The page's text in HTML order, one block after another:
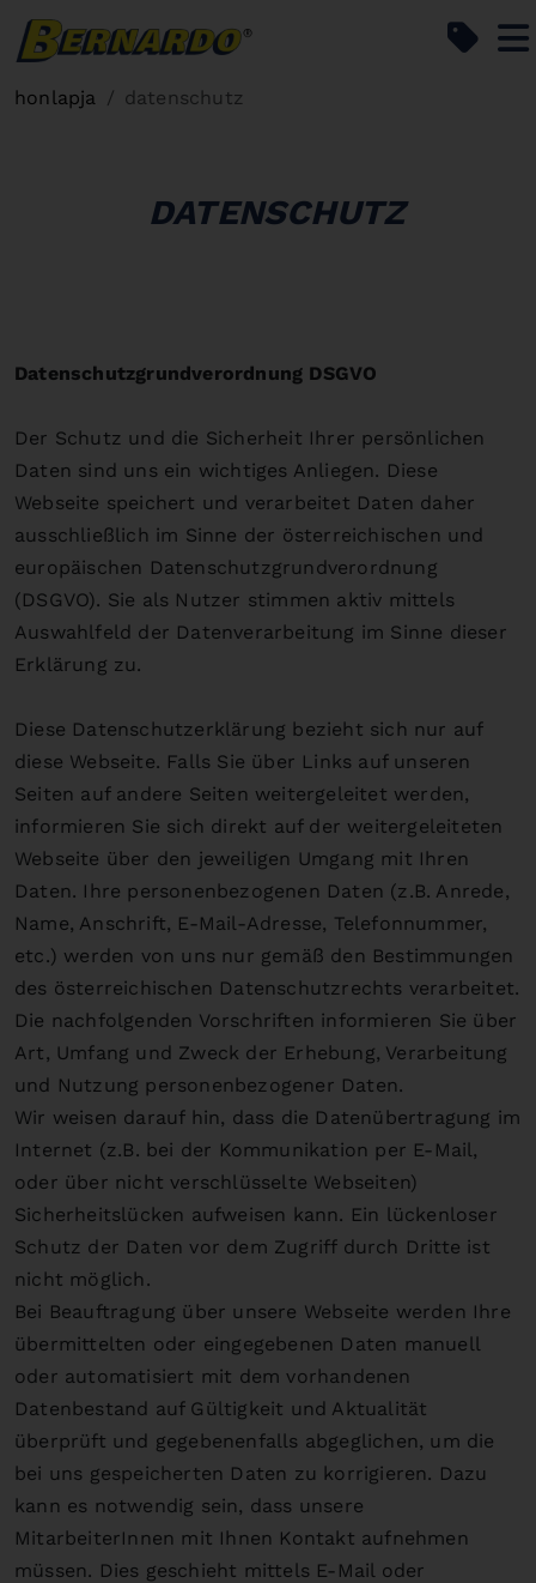
honlapja datenschutz
DATENSCHUTZ
Datenschutzgrundverordnung DSGVO
Der Schutz und die Sicherheit Ihrer persönlichen
Daten sind uns ein wichtiges Anliegen. Diese
Webseite speichert und verarbeitet Daten daher
ausschließlich im Sinne der österreichischen und
europäischen Datenschutzgrundverordnung
(DSGVO). Sie als Nutzer stimmen aktiv mittels
Auswahlfeld der Datenverarbeitung im Sinne dieser
Erklärung zu.
Diese Datenschutzerklärung bezieht sich nur auf
diese Webseite. Falls Sie über Links auf unseren
Seiten auf andere Seiten weitergeleitet werden,
informieren Sie sich direkt auf der weitergeleiteten
Webseite über den jeweiligen Umgang mit Ihren
Daten. Ihre personenbezogenen Daten (z.B. Anrede,
Name, Anschrift, E-Mail-Adresse, Telefonnummer,
etc.) werden von uns nur gemäß den Bestimmungen
des österreichischen Datenschutzrechts verarbeitet.
Die nachfolgenden Vorschriften informieren Sie über
Art, Umfang und Zweck der Erhebung, Verarbeitung
und Nutzung personenbezogener Daten.
Wir weisen darauf hin, dass die Datenübertragung im
Internet (z.B. bei der Kommunikation per E-Mail,
oder über nicht verschlüsselte Webseiten)
Sicherheitslücken aufweisen kann. Ein lückenloser
Schutz der Daten vor dem Zugriff durch Dritte ist
nicht möglich.
Bei Beauftragung über unsere Webseite werden Ihre
übermittelten oder eingegebenen Daten manuell
oder automatisiert mit dem vorhandenen
Datenbestand auf Gültigkeit und Aktualität
überprüft und gegebenenfalls abgeglichen, um die
bei uns gespeicherten Daten zu korrigieren. Dazu
kann es notwendig sein, dass unsere
MitarbeiterInnen mit Ihnen Kontakt aufnehmen
müssen. Dies geschieht mittels E-Mail oder